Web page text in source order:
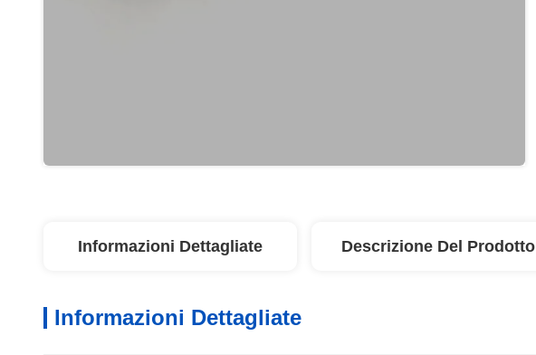
Informazioni Dettagliate Descrizione Del Prodotto
Informazioni Dettagliate